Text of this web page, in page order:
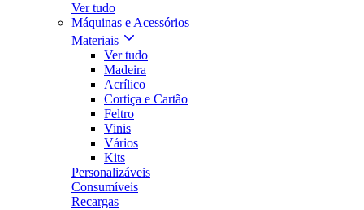
Ver tudo
Máquinas e Acessórios
Materiais
Ver tudo
Madeira
Acrílico
Cortiça e Cartão
Feltro
Vinis
Vários
Kits
Personalizáveis
Consumíveis
Recargas